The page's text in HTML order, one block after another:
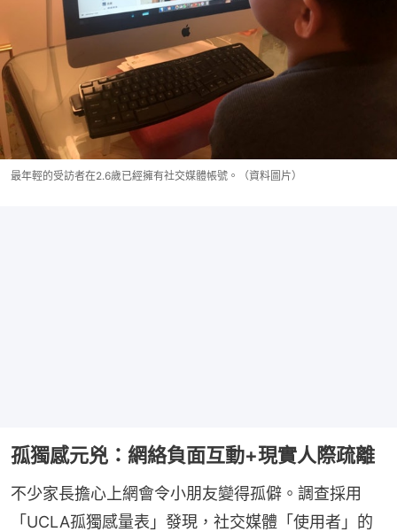
最年輕的受訪者在2.6歲已經擁有社交媒體帳號。（資料圖片）
孤獨感元兇：網絡負面互動+現實人際疏離
不少家長擔心上網會令小朋友變得孤僻。調查採用
「UCLA孤獨感量表」發現，社交媒體「使用者」的